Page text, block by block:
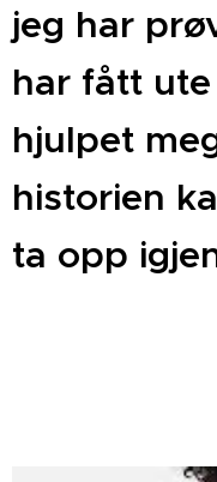
jeg har
har fått
hjulpet
historien
ta opp